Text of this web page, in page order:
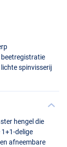
spinvisserij
hengel die
delige
afneembare